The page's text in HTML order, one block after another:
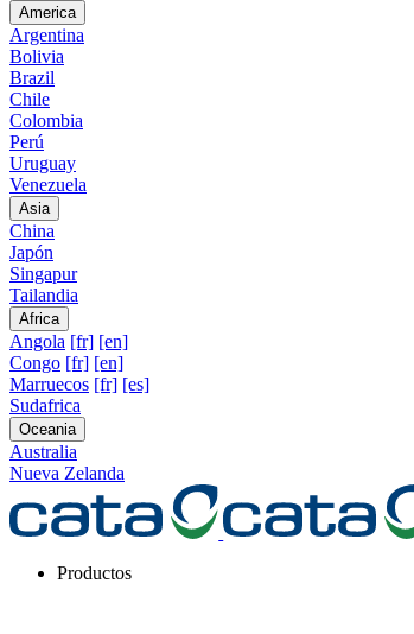
America
Argentina
Bolivia
Brazil
Chile
Colombia
Perú
Uruguay
Venezuela
Asia
China
Japón
Singapur
Tailandia
Africa
Angola [fr] [en]
Congo [fr] [en]
Marruecos [fr] [es]
Sudafrica
Oceania
Australia
Nueva Zelanda
Productos